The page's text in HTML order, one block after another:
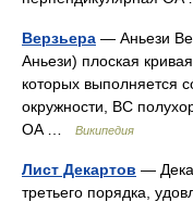
Верзьера — Аньези
Аньези) плоская
которых выполняется
окружности, BC
OA …
Википедия
Лист Декартов —
третьего порядка,